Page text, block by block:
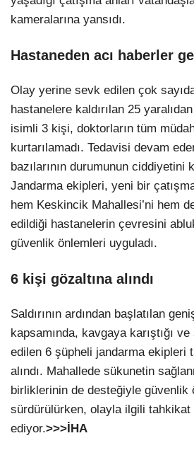
kameralarına yansıdı.
Hastaneden acı haberler
Olay yerine sevk edilen çok
hastanelere kaldırılan 25
isimli 3 kişi, doktorların tüm
kurtarılamadı. Tedavisi devam
bazılarının durumunun ciddiyetini
Jandarma ekipleri, yeni bir
hem Keskincik Mahallesi’ni hem
edildiği hastanelerin çevresini
güvenlik önlemleri uyguladı.
6 kişi gözaltına alındı
Saldırının ardından başlatılan
kapsamında, kavgaya karıştığı
edilen 6 şüpheli jandarma ekipleri
alındı. Mahallede sükunetin
birliklerinin de desteğiyle güvenlik
sürdürülürken, olayla ilgili tahkikat
ediyor.>>>İHA